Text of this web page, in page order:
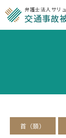
弁護士法人サリュ
交通事故
首（頚）